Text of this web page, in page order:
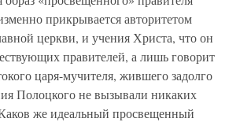
прикрывается авторитетом
церкви, и учения Христа, что он
правителей, а лишь говорит
царя-мучителя, жившего задолго
Полоцкого не вызывали никаких
же идеальный просвещенный